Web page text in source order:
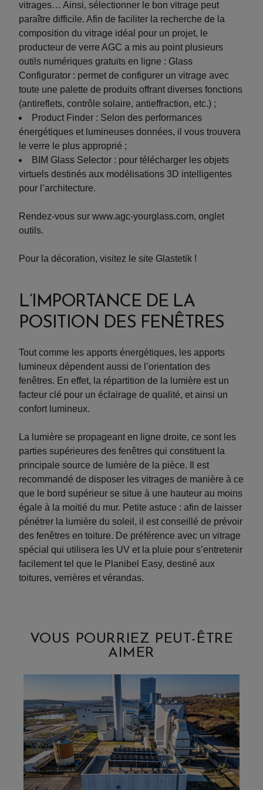
vitrages… Ainsi, sélectionner le bon vitrage peut
paraître difficile. Afin de faciliter la recherche de la
composition du vitrage idéal pour un projet, le
producteur de verre AGC a mis au point plusieurs
outils numériques gratuits en ligne : Glass
Configurator : permet de configurer un vitrage avec
toute une palette de produits offrant diverses fonctions
(antireflets, contrôle solaire, antieffraction, etc.) ;
Product Finder : Selon des performances
énergétiques et lumineuses données, il vous trouvera
le verre le plus approprié ;
BIM Glass Selector : pour télécharger les objets
virtuels destinés aux modélisations 3D intelligentes
pour l’architecture.
Rendez-vous sur www.agc-yourglass.com, onglet
outils.
Pour la décoration, visitez le site Glastetik !
L’IMPORTANCE DE LA
POSITION DES FENÊTRES
Tout comme les apports énergétiques, les apports
lumineux dépendent aussi de l’orientation des
fenêtres. En effet, la répartition de la lumière est un
facteur clé pour un éclairage de qualité, et ainsi un
confort lumineux.
La lumière se propageant en ligne droite, ce sont les
parties supérieures des fenêtres qui constituent la
principale source de lumière de la pièce. Il est
recommandé de disposer les vitrages de manière à ce
que le bord supérieur se situe à une hauteur au moins
égale à la moitié du mur. Petite astuce : afin de laisser
pénétrer la lumière du soleil, il est conseillé de prévoir
des fenêtres en toiture. De préférence avec un vitrage
spécial qui utilisera les UV et la pluie pour s’entretenir
facilement tel que le Planibel Easy, destiné aux
toitures, verrières et vérandas.
VOUS POURRIEZ PEUT-ÊTRE
AIMER